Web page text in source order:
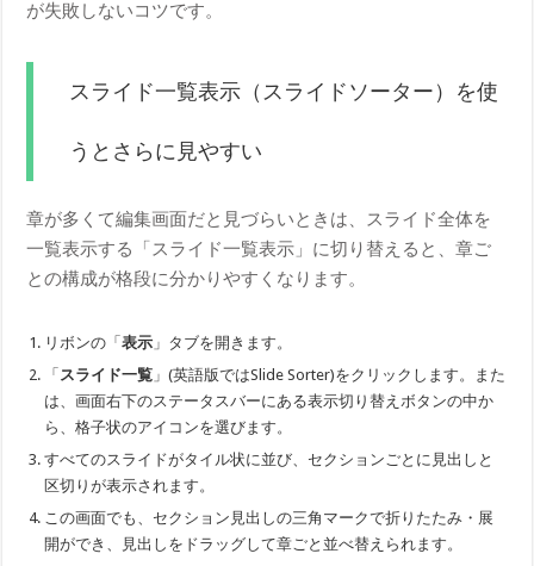
が失敗しないコツです。
スライド一覧表示（スライドソーター）を使
うとさらに見やすい
章が多くて編集画面だと見づらいときは、スライド全体を
一覧表示する「スライド一覧表示」に切り替えると、章ご
との構成が格段に分かりやすくなります。
リボンの「表示 」タブを開きます。
「 スライド一覧 」(英語版ではSlide Sorter)をクリックします。また
は、画面右下のステータスバーにある表示切り替えボタンの中か
ら、格子状のアイコンを選びます。
すべてのスライドがタイル状に並び、セクションごとに見出しと
区切りが表示されます。
この画面でも、セクション見出しの三角マークで折りたたみ・展
開ができ、見出しをドラッグして章ごと並べ替えられます。